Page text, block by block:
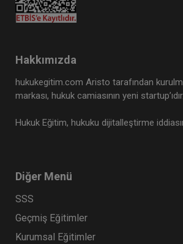
Hakkımızda
hukukegitim.com Aristo tarafından
markası, hukuk camiasının yeni startup’ıdır.
Hukuk Eğitim, hukuku dijitalleştirme
Diğer Menü
SSS
Geçmiş Eğitimler
Kurumsal Eğitimler